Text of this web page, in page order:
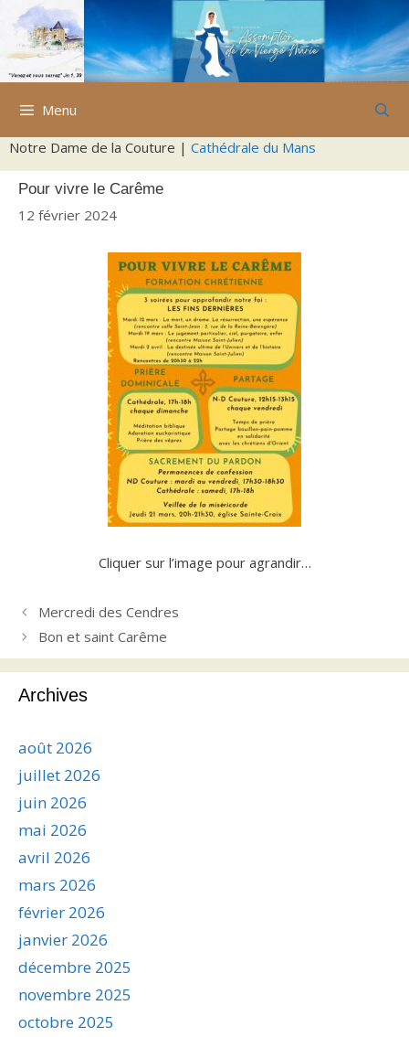
Aller
contenu
Menu
Notre Dame de la Couture | Cathédrale du Mans
Pour vivre le Carême
12 février 2024
Cliquer sur l’image pour agrandir…
Mercredi des Cendres
Bon et saint Carême
Archives
août 2026
juillet 2026
juin 2026
mai 2026
avril 2026
mars 2026
février 2026
janvier 2026
décembre 2025
novembre 2025
octobre 2025